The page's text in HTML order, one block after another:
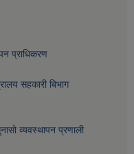
प्राधिकरण
सहकारी बिभाग
व्यवस्थापन प्रणाली